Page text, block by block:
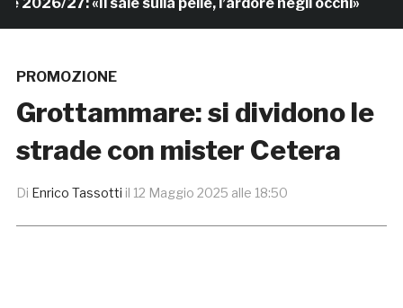
27: «Il sale sulla pelle, l’ardore negli occhi»
PROMOZIONE
Grottammare: si dividono le
strade con mister Cetera
Di Enrico Tassotti il 12 Maggio 2025 alle 18:50